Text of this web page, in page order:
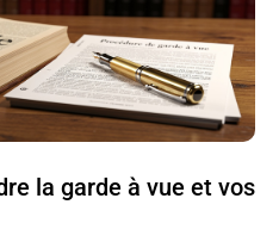
la garde à vue et vos